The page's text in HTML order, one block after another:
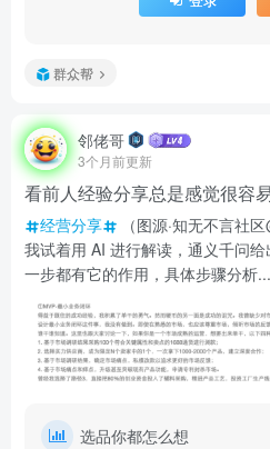
群众帮
邻佬哥
3个月前更新
看前人经验分享总是感觉很容
经营分享
（图源·知无不言社
我试着用 AI 进行解读，通义千问
一步都有它的作用，具体步骤分析...
选品你都怎么想